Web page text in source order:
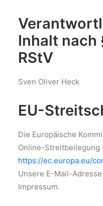
Inhalt nach
RStV
Sven Oliver Heck
EU-
Die Europäische
Online-Streitbeilegung
https://ec.europa.eu/
Unsere E-Mail-
Impressum.